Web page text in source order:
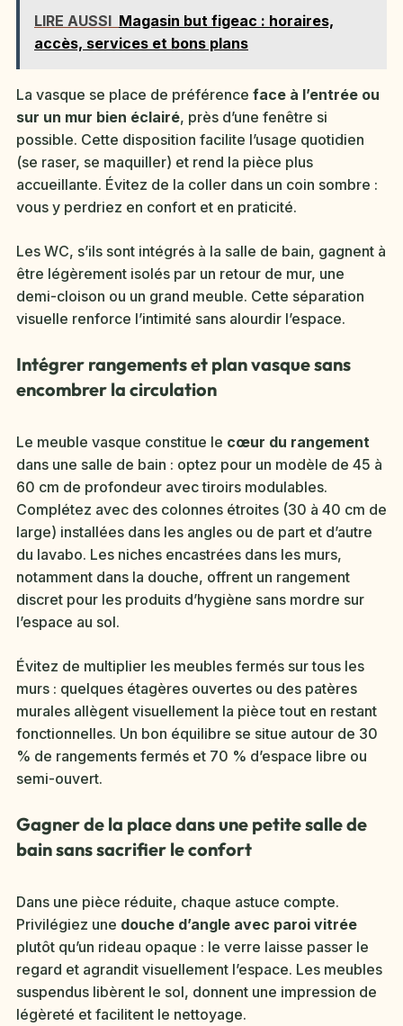
LIRE AUSSI Magasin but figeac : horaires,
accès, services et bons plans
La vasque se place de préférence face à l’entrée ou
sur un mur bien éclairé, près d’une fenêtre si
possible. Cette disposition facilite l’usage quotidien
(se raser, se maquiller) et rend la pièce plus
accueillante. Évitez de la coller dans un coin sombre :
vous y perdriez en confort et en praticité.
Les WC, s’ils sont intégrés à la salle de bain, gagnent à
être légèrement isolés par un retour de mur, une
demi-cloison ou un grand meuble. Cette séparation
visuelle renforce l’intimité sans alourdir l’espace.
Intégrer rangements et plan vasque sans
encombrer la circulation
Le meuble vasque constitue le cœur du rangement
dans une salle de bain : optez pour un modèle de 45 à
60 cm de profondeur avec tiroirs modulables.
Complétez avec des colonnes étroites (30 à 40 cm de
large) installées dans les angles ou de part et d’autre
du lavabo. Les niches encastrées dans les murs,
notamment dans la douche, offrent un rangement
discret pour les produits d’hygiène sans mordre sur
l’espace au sol.
Évitez de multiplier les meubles fermés sur tous les
murs : quelques étagères ouvertes ou des patères
murales allègent visuellement la pièce tout en restant
fonctionnelles. Un bon équilibre se situe autour de 30
% de rangements fermés et 70 % d’espace libre ou
semi-ouvert.
Gagner de la place dans une petite salle de
bain sans sacrifier le confort
Dans une pièce réduite, chaque astuce compte.
Privilégiez une douche d’angle avec paroi vitrée
plutôt qu’un rideau opaque : le verre laisse passer le
regard et agrandit visuellement l’espace. Les meubles
suspendus libèrent le sol, donnent une impression de
légèreté et facilitent le nettoyage.